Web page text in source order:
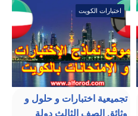
اختبارات الكويت
تجميعية اختبارات و حلول و
وثائق الصف الثالث دولة